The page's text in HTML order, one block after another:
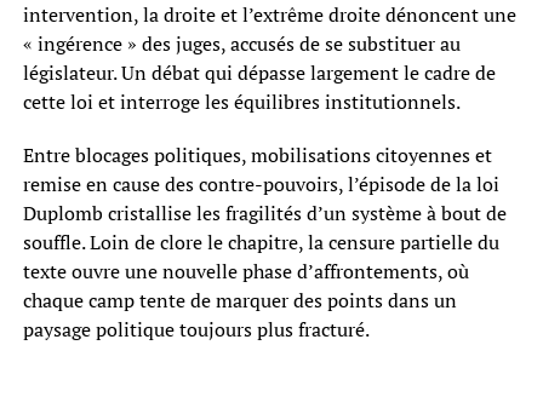
intervention, la droite et l’extrême droite dénoncent une
« ingérence » des juges, accusés de se substituer au
législateur. Un débat qui dépasse largement le cadre de
cette loi et interroge les équilibres institutionnels.
Entre blocages politiques, mobilisations citoyennes et
remise en cause des contre-pouvoirs, l’épisode de la loi
Duplomb cristallise les fragilités d’un système à bout de
souffle. Loin de clore le chapitre, la censure partielle du
texte ouvre une nouvelle phase d’affrontements, où
chaque camp tente de marquer des points dans un
paysage politique toujours plus fracturé.